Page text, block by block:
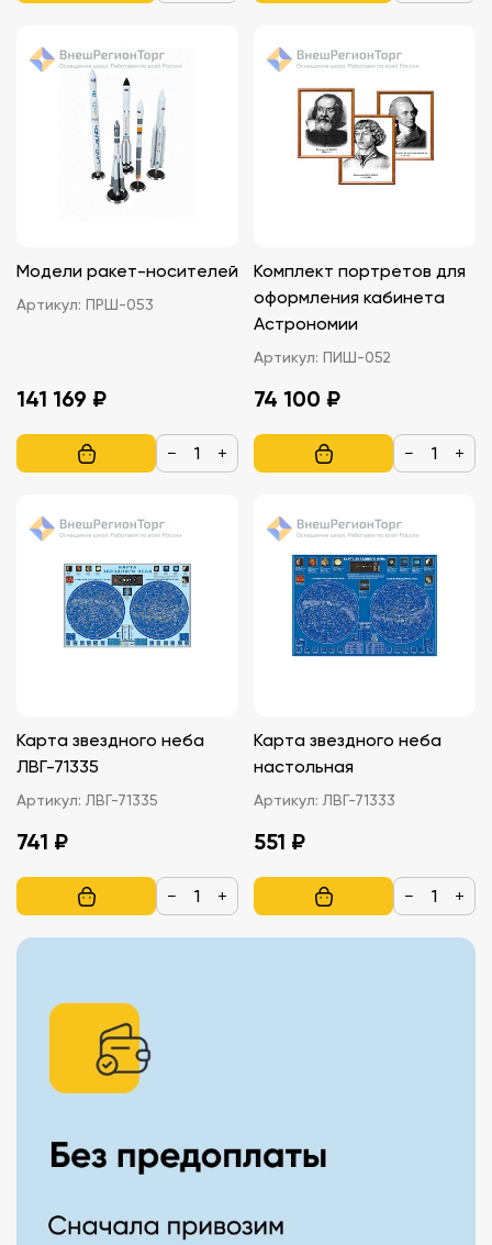
Модели ракет-носителей
Артикул: ПРШ-053
141 169 ₽
− +
Комплект портретов для
оформления кабинета
Астрономии
Артикул: ПИШ-052
74 100 ₽
− +
Карта звездного неба
ЛВГ-71335
Артикул: ЛВГ-71335
741 ₽
− +
Карта звездного неба
настольная
Артикул: ЛВГ-71333
551 ₽
− +